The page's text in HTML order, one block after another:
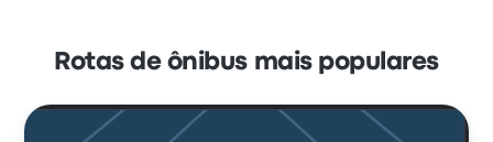
Rotas de ônibus mais populares